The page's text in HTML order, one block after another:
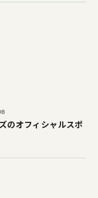
のオフィシャルスポ